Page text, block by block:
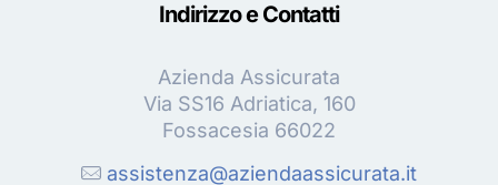
Indirizzo e Contatti
Azienda Assicurata
Via SS16 Adriatica, 160
Fossacesia 66022
assistenza@aziendaassicurata.it